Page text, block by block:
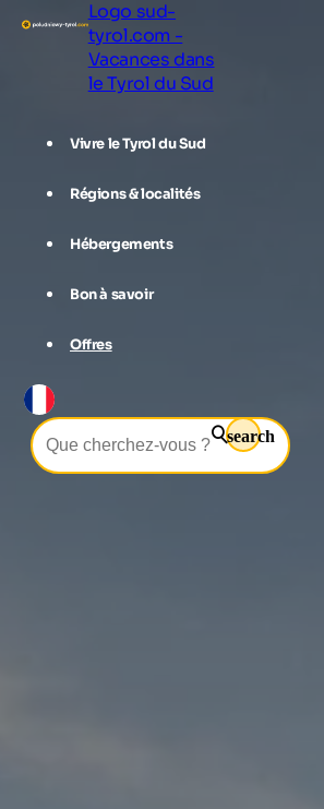
Logo sud-
tyrol.com -
Vacances dans
le Tyrol du Sud
Vivre le Tyrol du Sud
Régions & localités
Hébergements
Bon à savoir
Offres
search